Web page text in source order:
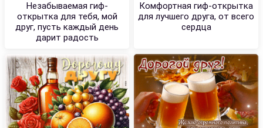
Незабываемая гиф-
открытка для тебя, мой
друг, пусть каждый день
дарит радость
Комфортная гиф-открытка
для лучшего друга, от всего
сердца